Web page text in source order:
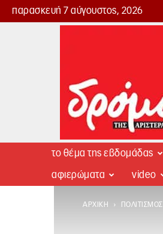
παρασκευή 7 αύγουστος, 2026
Δρόμος
το θέμα της εβδομάδας
αφιερώματα video
ΑΡΧΙΚΉ ΠΟΛΙΤΙΣΜΌΣ